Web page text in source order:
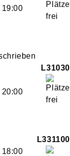
19:00
L31030
20:00
L331100
18:00